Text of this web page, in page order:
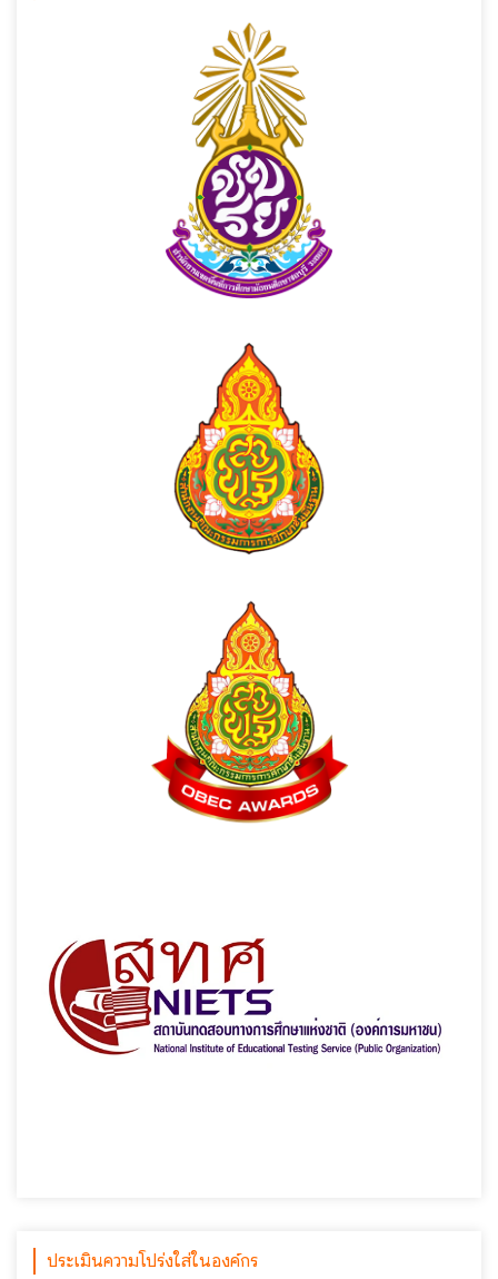
ประเมินความโปร่งใส่ในองค์กร